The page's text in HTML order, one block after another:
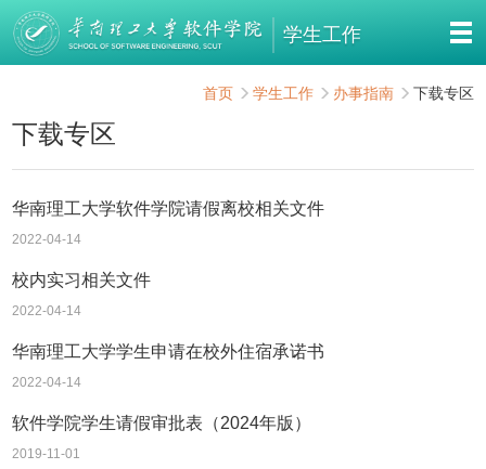
学生工作
首页 学生工作 办事指南 下载专区
下载专区
华南理工大学软件学院请假离校相关文件
2022-04-14
校内实习相关文件
2022-04-14
华南理工大学学生申请在校外住宿承诺书
2022-04-14
软件学院学生请假审批表（2024年版）
2019-11-01